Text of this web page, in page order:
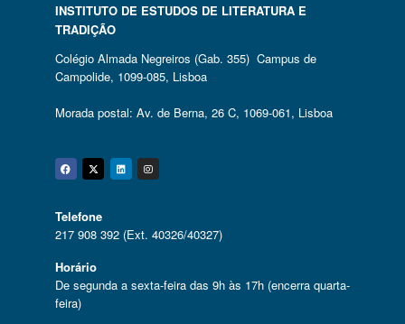
INSTITUTO DE ESTUDOS DE LITERATURA E
TRADIÇÃO
Colégio Almada Negreiros (Gab. 355) Campus de
Campolide, 1099-085, Lisboa
Morada postal: Av. de Berna, 26 C, 1069-061, Lisboa
Facebook
Twitter
Linkedin
Instagram
Telefone
217 908 392 (Ext. 40326/40327)
Horário
De segunda a sexta-feira das 9h às 17h (encerra quarta-
feira)